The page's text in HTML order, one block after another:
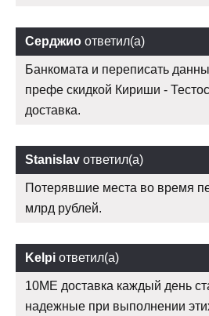
Серджио ответил(а)
Банкомата и переписать
префе скидкой Кириши -
доставка.
Stanislav ответил(а)
Потерявшие места во время
млрд рублей.
Kelpi ответил(а)
10ME доставка каждый день
надежные при выполнении